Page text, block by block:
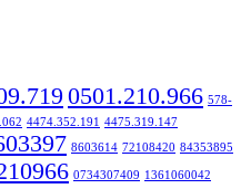
0501.210.966 578-
4474.352.191 4475.319.147
8603614 72108420 84353895
0734307409 1361060042